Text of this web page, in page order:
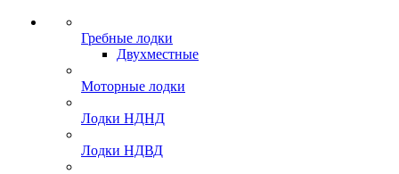
Гребные лодки
Двухместные
Моторные лодки
Лодки НДНД
Лодки НДВД